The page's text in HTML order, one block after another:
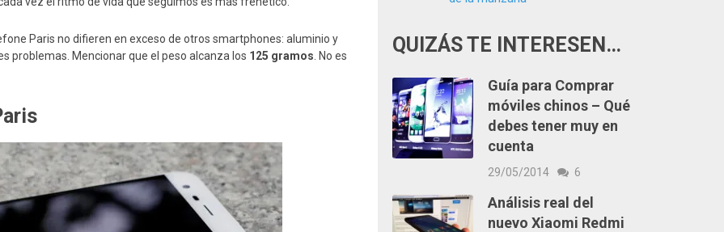
Paris no difieren en exceso de otros smartphones: aluminio y
problemas. Mencionar que el peso alcanza los 125 gramos . No es
QUIZÁS TE INTERESEN…
Guía para Comprar
móviles chinos – Qué
debes tener muy en
cuenta
29/05/2014 6
Análisis real del
nuevo Xiaomi Redmi